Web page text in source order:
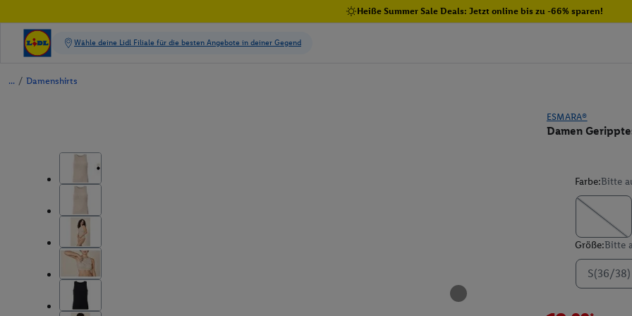
Heiße Summer Sale Deals: Jetzt online bis zu -66% sparen!
/ Damenshirts
ESMARA®
Damen
Farbe:Bitte
Größe:Bitte
S(36/38)